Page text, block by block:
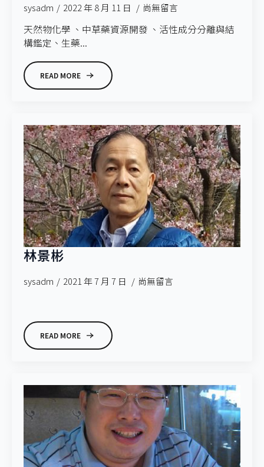
sysadm 2022 年 8 月 11 日 尚無留言
天然物化學 、中草藥資源開發 、活性成分分離與結
構鑑定、生藥...
READ MORE
林景彬
sysadm 2021 年 7 月 7 日 尚無留言
READ MORE